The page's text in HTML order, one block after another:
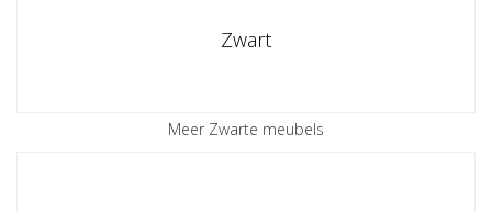
Zwart
Meer Zwarte meubels